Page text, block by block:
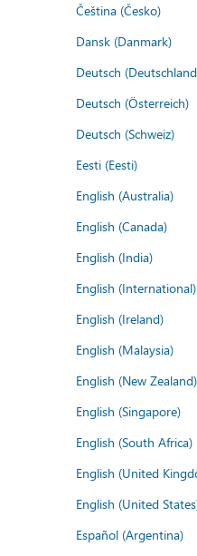
Čeština (Česko)
Dansk (Danmark)
Deutsch
Deutsch (Österreich)
Deutsch (Schweiz)
Eesti (Eesti)
English (Australia)
English (Canada)
English (India)
English (International)
English (Ireland)
English (Malaysia)
English (New Zealand)
English (Singapore)
English (South Africa)
English (United
English (United
Español (Argentina)